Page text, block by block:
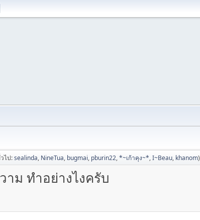
ไป:sealinda, NineTua, bugmai, pburin22,*~เก้าคุง~*,I~Beau, khanom)
ม ทำอย่างไงครับ